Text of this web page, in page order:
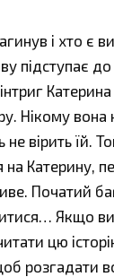
і хто є
підступає до
Нікому
не вірить їй.
на Катерину,
Початий
Якщо ви
цю
розгадати